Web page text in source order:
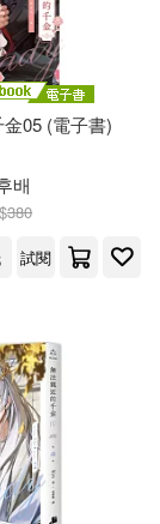
05 (電子書)
배
$380
試閱